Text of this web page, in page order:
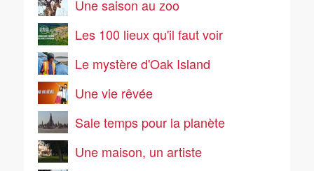
Une saison au zoo
Les 100 lieux qu'il faut voir
Le mystère d'Oak Island
Une vie rêvée
Sale temps pour la planète
Une maison, un artiste